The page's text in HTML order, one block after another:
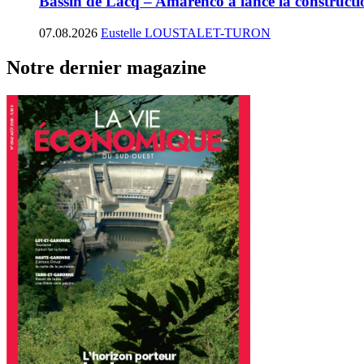
07.08.2026 Eustelle LOUSTALET-TURON
Notre dernier magazine